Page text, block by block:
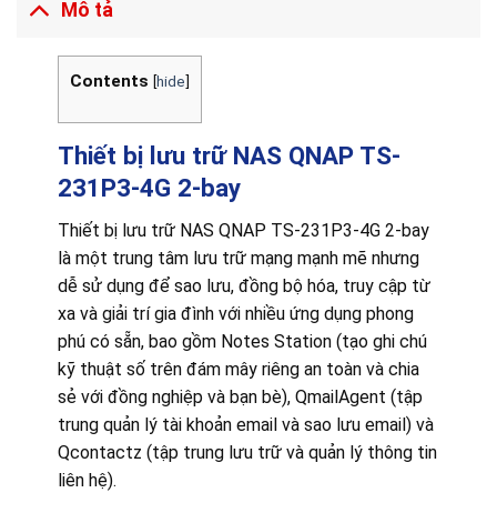
Mô tả
Contents [hide]
Thiết bị lưu trữ NAS QNAP TS-
231P3-4G 2-bay
Thiết bị lưu trữ NAS QNAP TS-231P3-4G 2-bay
là một trung tâm lưu trữ mạng mạnh mẽ nhưng
dễ sử dụng để sao lưu, đồng bộ hóa, truy cập từ
xa và giải trí gia đình với nhiều ứng dụng phong
phú có sẵn, bao gồm Notes Station (tạo ghi chú
kỹ thuật số trên đám mây riêng an toàn và chia
sẻ với đồng nghiệp và bạn bè), QmailAgent (tập
trung quản lý tài khoản email và sao lưu email) và
Qcontactz (tập trung lưu trữ và quản lý thông tin
liên hệ).